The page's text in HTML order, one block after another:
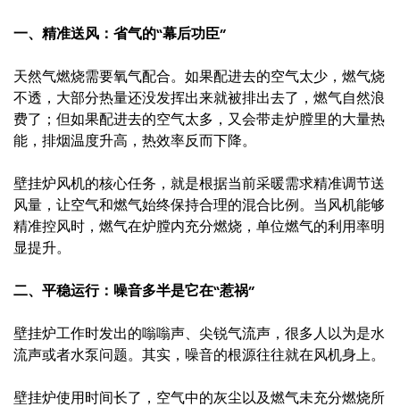
一、精准送风：省气的“幕后功臣”
天然气燃烧需要氧气配合。如果配进去的空气太少，燃气烧
不透，大部分热量还没发挥出来就被排出去了，燃气自然浪
费了；但如果配进去的空气太多，又会带走炉膛里的大量热
能，排烟温度升高，热效率反而下降。
壁挂炉风机的核心任务，就是根据当前采暖需求精准调节送
风量，让空气和燃气始终保持合理的混合比例。当风机能够
精准控风时，燃气在炉膛内充分燃烧，单位燃气的利用率明
显提升。
二、平稳运行：噪音多半是它在“惹祸”
壁挂炉工作时发出的嗡嗡声、尖锐气流声，很多人以为是水
流声或者水泵问题。其实，噪音的根源往往就在风机身上。
壁挂炉使用时间长了，空气中的灰尘以及燃气未充分燃烧所